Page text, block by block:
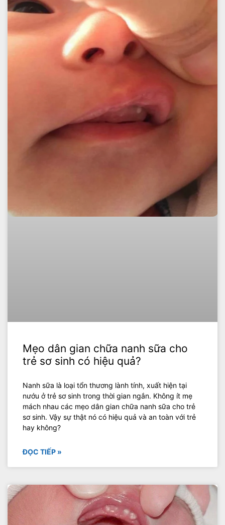
Mẹo dân gian chữa nanh sữa cho
trẻ sơ sinh có hiệu quả?
Nanh sữa là loại tổn thương lành tính, xuất hiện tại
nướu ở trẻ sơ sinh trong thời gian ngắn. Không ít mẹ
mách nhau các mẹo dân gian chữa nanh sữa cho trẻ
sơ sinh. Vậy sự thật nó có hiệu quả và an toàn với trẻ
hay không?
ĐỌC TIẾP »